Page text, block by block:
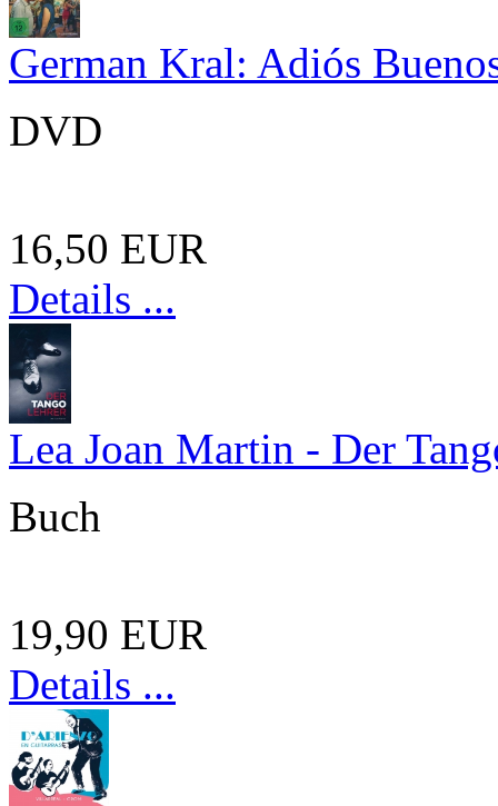
German Kral: Adiós
DVD
16,50 EUR
Details ...
Lea Joan Martin - Der
Buch
19,90 EUR
Details ...